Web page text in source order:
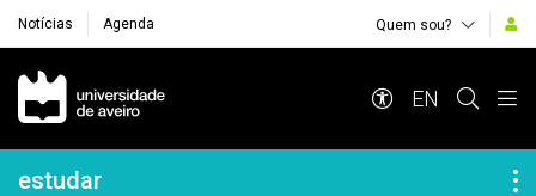
Notícias Agenda Quem sou?
Navegação Principal
EN
Navegação Lateral
estudar